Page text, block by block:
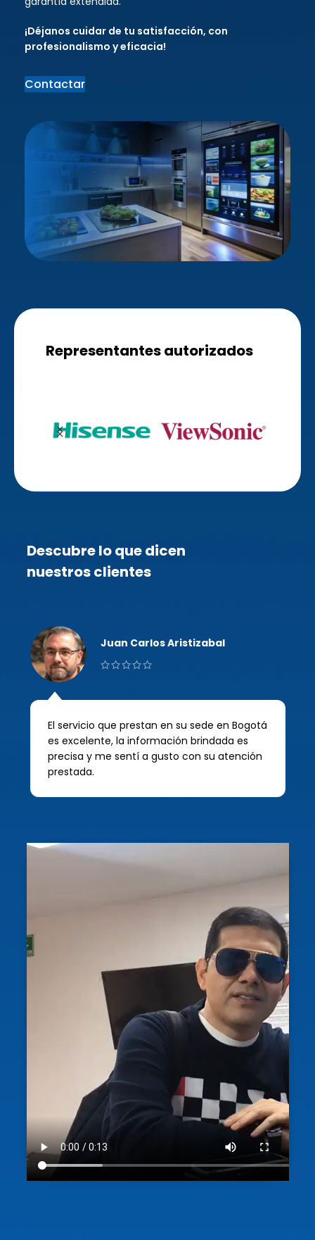
¡Déjanos cuidar de tu satisfacción, con
profesionalismo y eficacia!
Contactar
Representantes autorizados
Descubre lo que dicen
nuestros clientes
Juan Carlos Aristizabal
El servicio que prestan en su sede en Bogotá
es excelente, la información brindada es
precisa y me sentí a gusto con su atención
prestada.